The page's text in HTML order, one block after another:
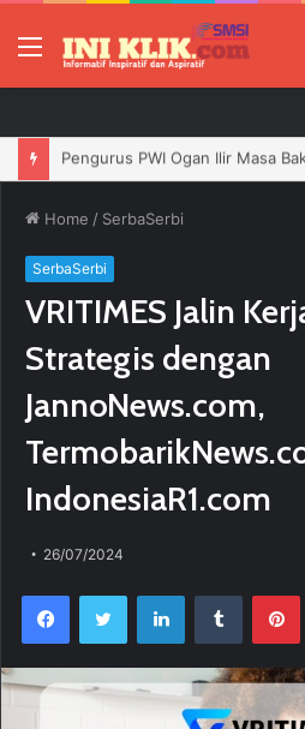
Menu
Home / SerbaSerbi
SerbaSerbi
VRITIMES Jalin
Strategis dengan
JannoNews.com,
IndonesiaR1.com
26/07/2024